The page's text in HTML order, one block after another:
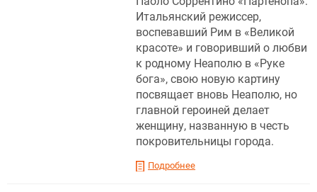
Итальянский режиссер,
воспевавший Рим в «Великой
красоте» и говоривший о любви
к родному Неаполю в «Руке
бога», свою новую картину
посвящает вновь Неаполю, но
главной героиней делает
женщину, названную в честь
покровительницы города.
Подробнее